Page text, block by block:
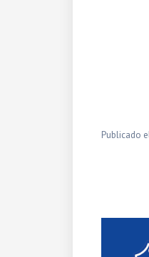
Publicado